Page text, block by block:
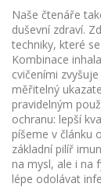
Naše čtenáře
duševní zdraví.
techniky, které
Kombinace
cvičeními
měřitelný
pravidelným
ochranu: lepší
píšeme v článku
základní pilíř
na mysl, ale i na
lépe odolávat